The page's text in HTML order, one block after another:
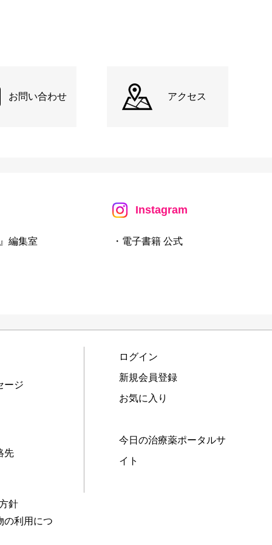
お問い合わせ アクセス
編集室
Instagram
・電子書籍 公式
ージ
先
針
の利用につ
ログイン
新規会員登録
お気に入り
今日の治療薬ポータルサ
イト